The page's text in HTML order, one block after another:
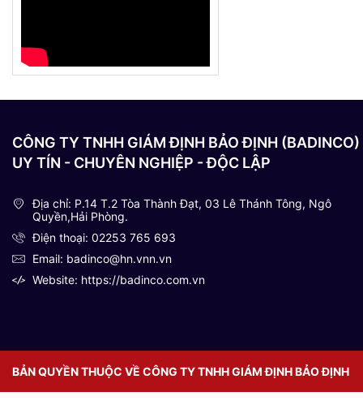
CÔNG TY TNHH GIÁM ĐỊNH BẢO ĐỊNH (BADINCO)
UY TÍN - CHUYÊN NGHIỆP - ĐỘC LẬP
Địa chỉ: P.14 T.2 Tòa Thành Đạt, 03 Lê Thánh Tông, Ngô
Quyền,Hải Phòng.
Điện thoại: 02253 765 693
Email: badinco@hn.vnn.vn
Website: https://badinco.com.vn
BẢN QUYỀN THUỘC VỀ CÔNG TY TNHH GIÁM ĐỊNH BẢO ĐỊNH